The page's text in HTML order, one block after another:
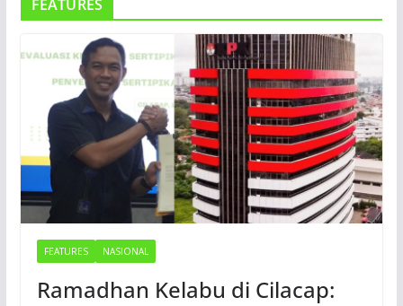
FEATURES
FEATURES NASIONAL
Ramadhan Kelabu di Cilacap: